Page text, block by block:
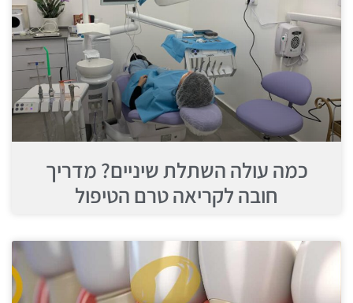
כמה עולה השתלת שיניים? מדריך
חובה לקריאה טרם הטיפול